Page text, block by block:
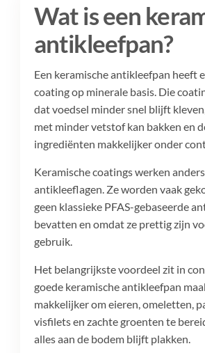
Wat is een
antikleefpan?
Een keramische antikleefpan heeft
coating op minerale basis. Die
dat voedsel minder snel blijft
met minder vetstof kan bakken en
ingrediënten makkelijker onder
Keramische coatings werken
antikleeflagen. Ze worden vaak
geen klassieke PFAS-gebaseerde
bevatten en omdat ze prettig zijn
gebruik.
Het belangrijkste voordeel zit in
goede keramische antikleefpan
makkelijker om eieren, omeletten,
visfilets en zachte groenten te
alles aan de bodem blijft plakken.